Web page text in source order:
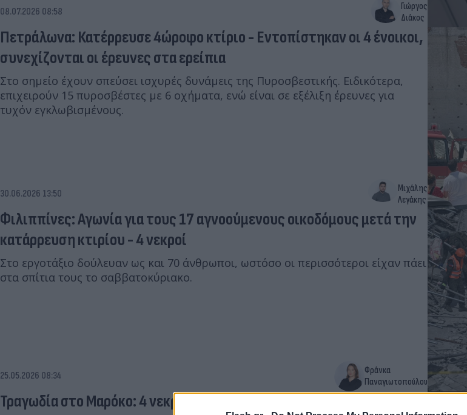
08.07.2026 08:58
Γιώργος
Διάκος
Πετράλωνα: Κατέρρευσε 4ώροφο κτίριο - Εντοπίστηκαν οι 4 ένοικοι,
συνεχίζονται οι έρευνες στα ερείπια
Στο σημείο έχουν σπεύσει ισχυρές δυνάμεις της Πυροσβεστικής. Ειδικότερα,
επιχειρούν 15 πυροσβέστες με 6 οχήματα, ενώ είναι σε εξέλιξη έρευνες για
τυχόν εγκλωβισμένους.
30.06.2026 13:50
Μιχάλης
Λεγάκης
Φιλιππίνες: Αγωνία για τους 17 αγνοούμενους οικοδόμους μετά την
κατάρρευση κτιρίου - 4 νεκροί
Στο εργοτάξιο δούλευαν ως και 70 άνθρωποι, ωστόσο οι περισσότεροι είχαν πάει
στα σπίτια τους το σαββατοκύριακο.
25.05.2026 08:34
Φράνκα
Παναγιωτοπούλου
Τραγωδία στο Μαρόκο: 4 νεκροί, ανάμεσά τους ένα παιδί από